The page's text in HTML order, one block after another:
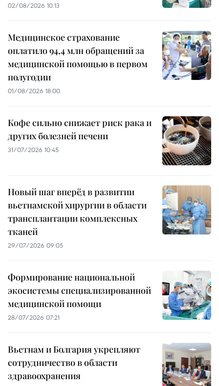
02/08/2026 10:13
Медицинское страхование
оплатило 94,4 млн обращений за
медицинской помощью в первом
полугодии
01/08/2026 18:00
Кофе сильно снижает риск рака и
других болезней печени
31/07/2026 10:45
Новый шаг вперёд в развитии
вьетнамской хирургии в области
трансплантации комплексных
тканей
29/07/2026 09:05
Формирование национальной
экосистемы специализированной
медицинской помощи
28/07/2026 07:21
Вьетнам и Болгария укрепляют
сотрудничество в области
здравоохранения